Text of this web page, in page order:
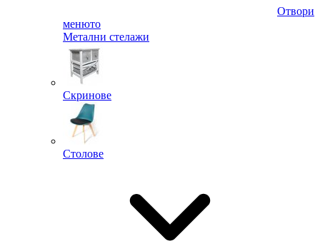
Отвори
менюто
Метални стелажи
Скринове
Столове